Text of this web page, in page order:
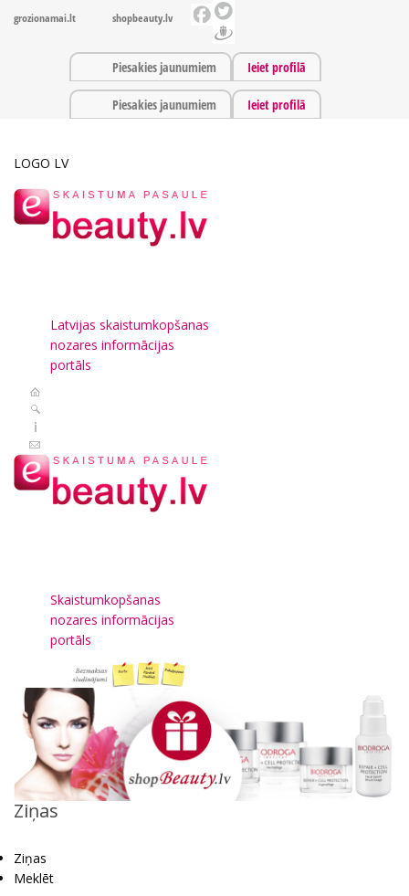
grozionamai.lt shopbeauty.lv
Piesakies jaunumiem Ieiet profilā
Piesakies jaunumiem Ieiet profilā
LOGO LV
Latvijas skaistumkopšanas
nozares informācijas
portāls
Skaistumkopšanas
nozares informācijas
portāls
Ziņas
Ziņas
Meklēt